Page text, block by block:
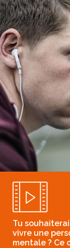
Tu
vivre une
mentale ? Ce